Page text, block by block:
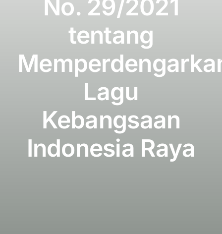
BLU
No. 29/2021
tentang
Lagu
Kebangsaan
Indonesia Raya